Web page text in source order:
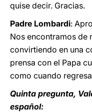
quise decir. Gracias.
Padre Lombardi:
Nos encontramos de
convirtiendo en una
prensa con el Papa
como cuando
Quinta pregunta,
español: